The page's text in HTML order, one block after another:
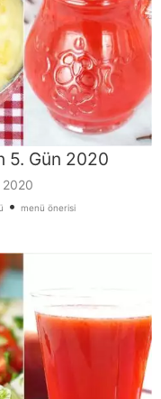
5. Gün 2020
2020
• menü önerisi